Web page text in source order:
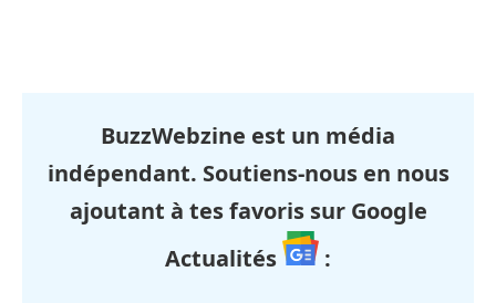
BuzzWebzine est un média
indépendant. Soutiens-nous en nous
ajoutant à tes favoris sur Google
Actualités
: